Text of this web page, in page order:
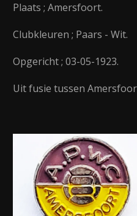
Plaats ; Amersfoort.
Clubkleuren ; Paars - Wit.
Opgericht ; 03-05-1923.
Uit fusie tussen